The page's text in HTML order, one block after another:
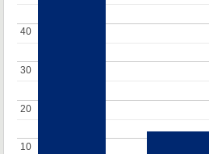
10
10
20
20
30
30
40
40